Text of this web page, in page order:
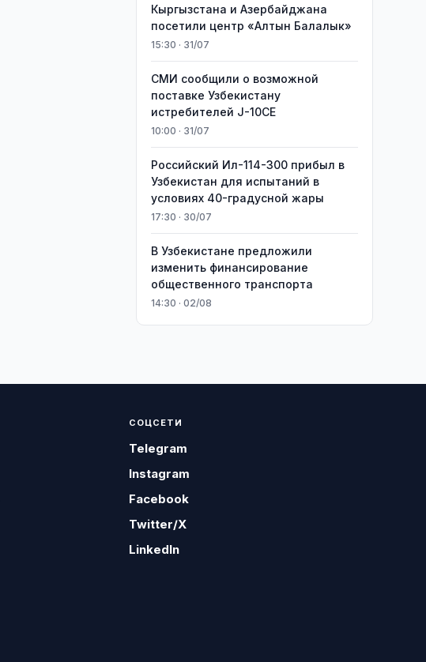
Кыргызстана и Азербайджана
посетили центр «Алтын Балалык»
15:30 · 31/07
СМИ сообщили о возможной
поставке Узбекистану
истребителей J-10CE
10:00 · 31/07
Российский Ил-114-300 прибыл в
Узбекистан для испытаний в
условиях 40-градусной жары
17:30 · 30/07
В Узбекистане предложили
изменить финансирование
общественного транспорта
14:30 · 02/08
СОЦСЕТИ
Telegram
Instagram
Facebook
Twitter/X
LinkedIn